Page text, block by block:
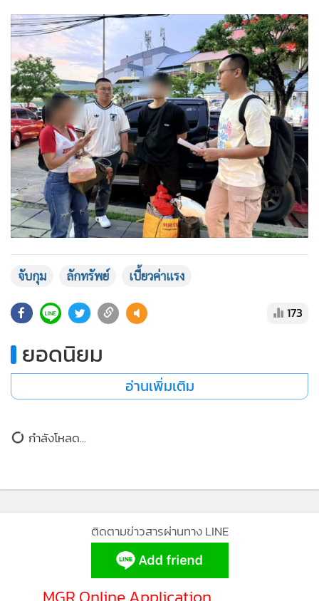
จับกุม ลักทรัพย์ เบี้ยวค่าแรง
ยอดนิยม
อ่านเพิ่มเติม
MGR Online Application